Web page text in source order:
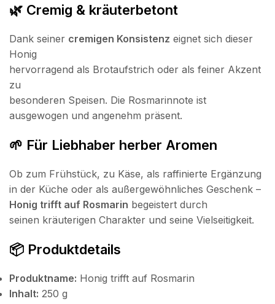
🌿 Cremig & kräuterbetont
Dank seiner cremigen Konsistenz eignet sich dieser
Honig
hervorragend als Brotaufstrich oder als feiner Akzent
zu
besonderen Speisen. Die Rosmarinnote ist
ausgewogen und angenehm präsent.
🌱 Für Liebhaber herber Aromen
Ob zum Frühstück, zu Käse, als raffinierte Ergänzung
in der Küche oder als außergewöhnliches Geschenk –
Honig trifft auf Rosmarin begeistert durch
seinen kräuterigen Charakter und seine Vielseitigkeit.
📦 Produktdetails
Produktname: Honig trifft auf Rosmarin
Inhalt: 250 g